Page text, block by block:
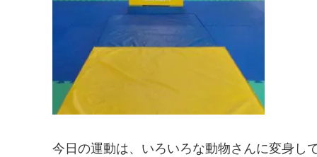
今日の運動は、いろいろな動物さんに変身して